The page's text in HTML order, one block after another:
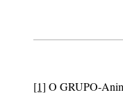
[1] O GRUPO-